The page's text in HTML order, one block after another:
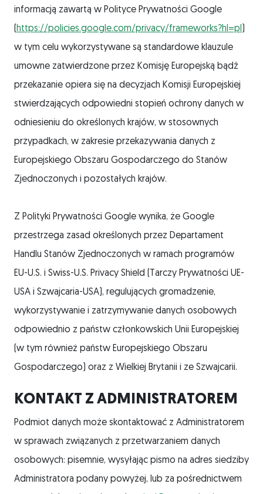
informacją zawartą w Polityce Prywatności Google
https://policies.google.com/privacy/frameworks?hl=pl
w tym celu wykorzystywane są standardowe klauzule
umowne zatwierdzone przez Komisję Europejską bądź
przekazanie opiera się na decyzjach Komisji Europejskiej
stwierdzających odpowiedni stopień ochrony danych w
odniesieniu do określonych krajów, w stosownych
przypadkach, w zakresie przekazywania danych z
Europejskiego Obszaru Gospodarczego do Stanów
Zjednoczonych i pozostałych krajów.
Z Polityki Prywatności Google wynika, że Google
przestrzega zasad określonych przez Departament
Handlu Stanów Zjednoczonych w ramach programów
EU-U.S. i Swiss-U.S. Privacy Shield (Tarczy Prywatności UE-
USA i Szwajcaria-USA), regulujących gromadzenie,
wykorzystywanie i zatrzymywanie danych osobowych
odpowiednio z państw członkowskich Unii Europejskiej
(w tym również państw Europejskiego Obszaru
Gospodarczego) oraz z Wielkiej Brytanii i ze Szwajcarii.
KONTAKT Z ADMINISTRATOREM
Podmiot danych może skontaktować z Administratorem
w sprawach związanych z przetwarzaniem danych
osobowych: pisemnie, wysyłając pismo na adres siedziby
Administratora podany powyżej, lub za pośrednictwem